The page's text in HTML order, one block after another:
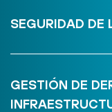
SEGURIDAD DE
GESTIÓN DE